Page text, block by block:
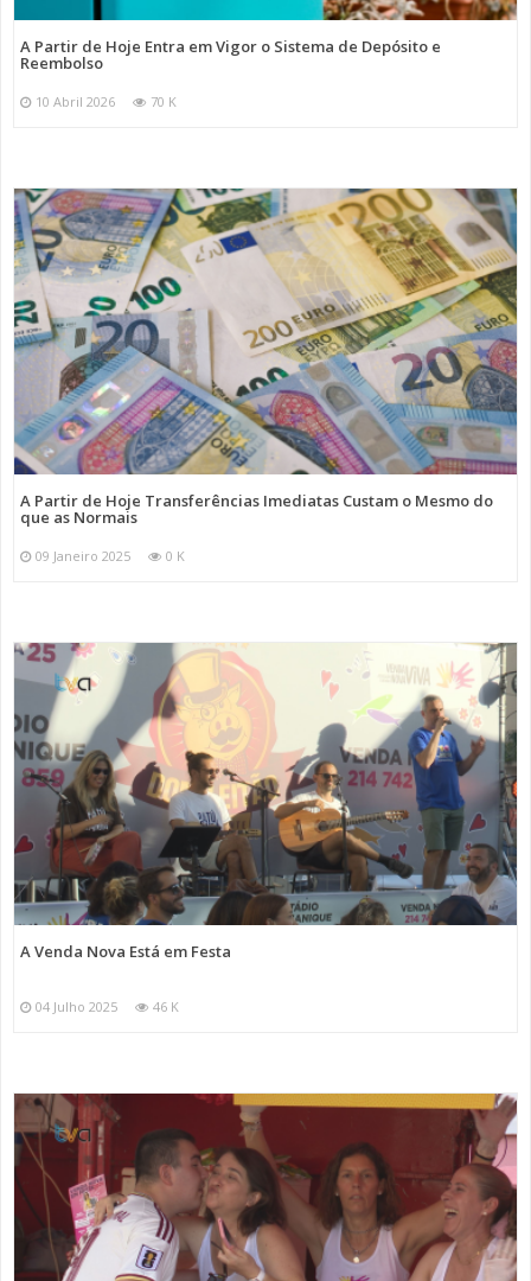
A Partir de Hoje Entra em Vigor o Sistema de Depósito e
Reembolso
10 Abril 2026 70 K
A Partir de Hoje Transferências Imediatas Custam o Mesmo do
que as Normais
09 Janeiro 2025 0 K
A Venda Nova Está em Festa
04 Julho 2025 46 K